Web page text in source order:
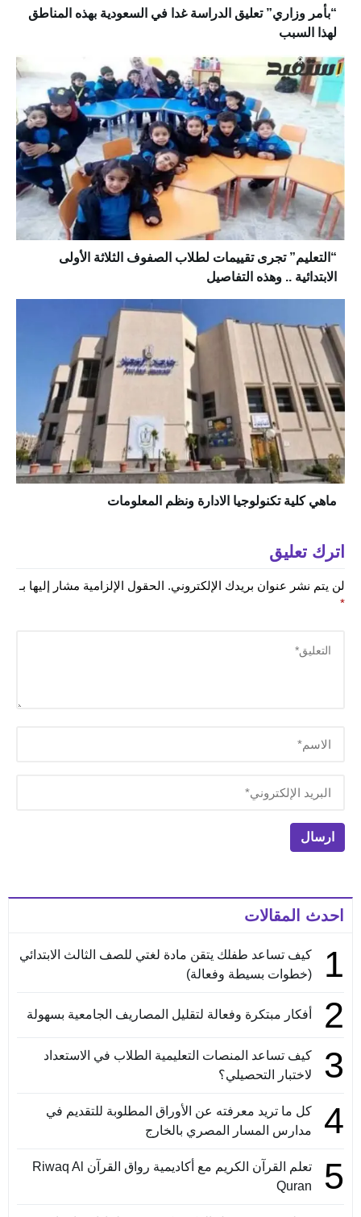
“بأمر وزاري” تعليق الدراسة غدا في السعودية بهذه المناطق
لهذا السبب
“التعليم” تجرى تقييمات لطلاب الصفوف الثلاثة الأولى
الابتدائية .. وهذه التفاصيل
ماهي كلية تكنولوجيا الادارة ونظم المعلومات
اترك تعليق
لن يتم نشر عنوان بريدك الإلكتروني. الحقول الإلزامية مشار إليها بـ
*
احدث المقالات
1
كيف تساعد طفلك يتقن مادة لغتي للصف الثالث الابتدائي
(خطوات بسيطة وفعالة)
2 أفكار مبتكرة وفعالة لتقليل المصاريف الجامعية بسهولة
3
كيف تساعد المنصات التعليمية الطلاب في الاستعداد
لاختبار التحصيلي؟
4
كل ما تريد معرفته عن الأوراق المطلوبة للتقديم في
مدارس المسار المصري بالخارج
5
تعلم القرآن الكريم مع أكاديمية رواق القرآن Riwaq Al
Quran